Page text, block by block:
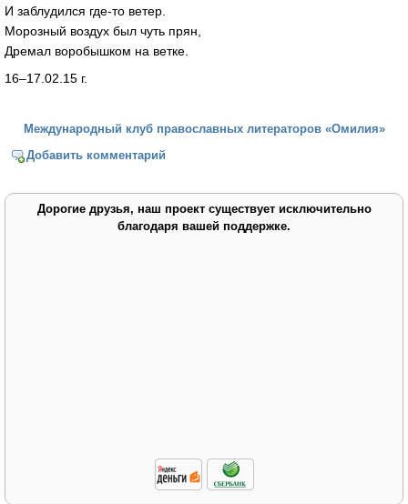
И заблудился где-то ветер.
Морозный воздух был чуть прян,
Дремал воробышком на ветке.
16–17.02.15 г.
Международный клуб православных литераторов «Омилия»
Добавить комментарий
Дорогие друзья, наш проект существует исключительно
благодаря вашей поддержке.